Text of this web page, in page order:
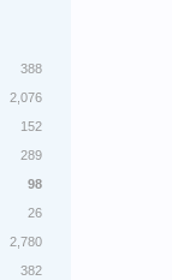
388
2,076
152
289
98
26
2,780
382